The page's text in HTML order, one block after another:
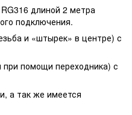
длиной 2 метра
подключения.
и «штырек» в центре) с
помощи переходника) с
а так же имеется